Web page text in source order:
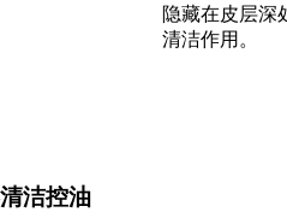
隐藏在皮层深
清洁作用。
洁控油